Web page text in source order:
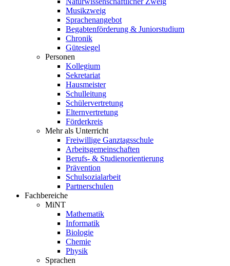
Musikzweig
Sprachenangebot
Begabtenförderung & Juniorstudium
Chronik
Gütesiegel
Personen
Kollegium
Sekretariat
Hausmeister
Schulleitung
Schülervertretung
Elternvertretung
Förderkreis
Mehr als Unterricht
Freiwillige Ganztagsschule
Arbeitsgemeinschaften
Berufs- & Studienorientierung
Prävention
Schulsozialarbeit
Partnerschulen
Fachbereiche
MiNT
Mathematik
Informatik
Biologie
Chemie
Physik
Sprachen